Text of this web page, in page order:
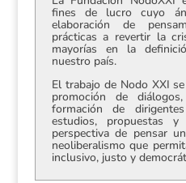
fines de lucro cuyo
elaboración de
prácticas a revertir la
mayorías en la
nuestro país.
El trabajo de Nodo XXI
promoción de
formación de
estudios, propuestas
perspectiva de pensar
neoliberalismo que
inclusivo, justo y